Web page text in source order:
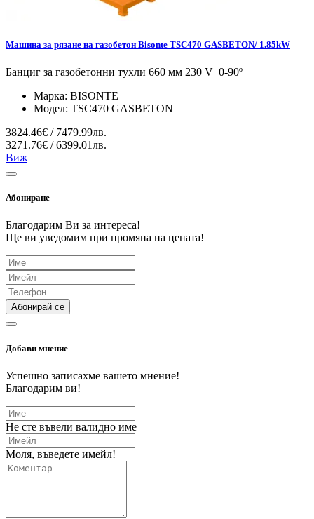
Машина за рязане на газобетон Bisonte TSC470 GASBETON/ 1.85kW
Банциг за газобетонни тухли 660 мм 230 V 0-90º
Марка: BISONTE
Модел: TSC470 GASBETON
3824.46€ / 7479.99лв.
3271.76€ / 6399.01лв.
Виж
Абониране
Благодарим Ви за интереса!
Ще ви уведомим при промяна на цената!
Абонирай се
Добави мнение
Успешно записахме вашето мнение!
Благодарим ви!
Не сте въвели валидно име
Моля, въведете имейл!